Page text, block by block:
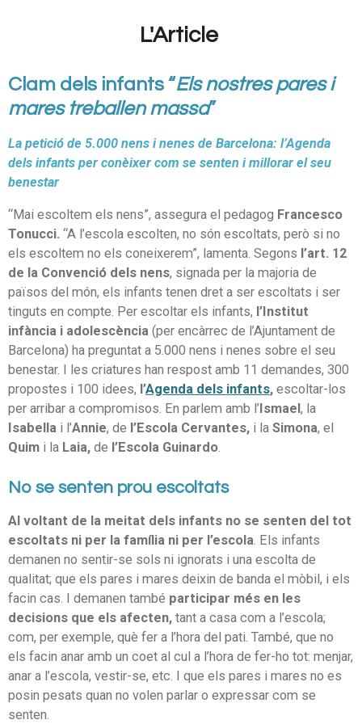
L'Article
Clam dels infants “Els nostres pares i
mares treballen massa”
La petició de 5.000 nens i nenes de Barcelona: l’Agenda
dels infants per conèixer com se senten i millorar el seu
benestar
“Mai escoltem els nens”, assegura el pedagog Francesco
Tonucci. “A l’escola escolten, no són escoltats, però si no
els escoltem no els coneixerem”, lamenta. Segons l’art. 12
de la Convenció dels nens, signada per la majoria de
països del món, els infants tenen dret a ser escoltats i ser
tinguts en compte. Per escoltar els infants, l’Institut
infància i adolescència (per encàrrec de l’Ajuntament de
Barcelona) ha preguntat a 5.000 nens i nenes sobre el seu
benestar. I les criatures han respost amb 11 demandes, 300
propostes i 100 idees, l’Agenda dels infants, escoltar-los
per arribar a compromisos. En parlem amb l’ Ismael , la
Isabella i l’Annie, de l’Escola Cervantes, i la Simona, el
Quim i la Laia, de l’Escola Guinardo.
No se senten prou escoltats
Al voltant de la meitat dels infants no se senten del tot
escoltats ni per la família ni per l’escola. Els infants
demanen no sentir-se sols ni ignorats i una escolta de
qualitat; que els pares i mares deixin de banda el mòbil, i els
facin cas. I demanen també participar més en les
decisions que els afecten, tant a casa com a l’escola;
com, per exemple, què fer a l’hora del pati. També, que no
els facin anar amb un coet al cul a l’hora de fer-ho tot: menjar,
anar a l’escola, vestir-se, etc. I que els pares i mares no es
posin pesats quan no volen parlar o expressar com se
senten.